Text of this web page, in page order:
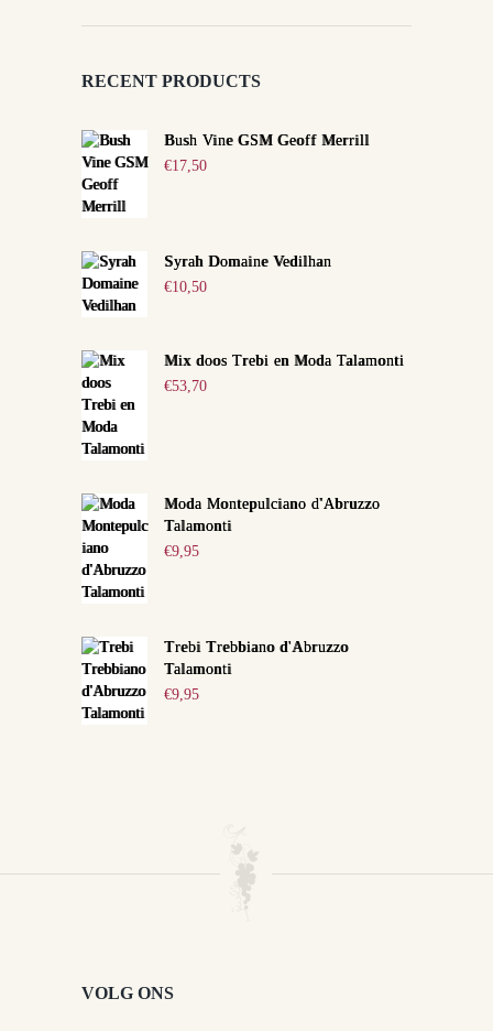
RECENT PRODUCTS
Bush Vine GSM Geoff Merrill
€17,50
Syrah Domaine Vedilhan
€10,50
Mix doos Trebi en Moda Talamonti
€53,70
Moda Montepulciano d'Abruzzo
Talamonti
€9,95
Trebi Trebbiano d'Abruzzo
Talamonti
€9,95
VOLG ONS